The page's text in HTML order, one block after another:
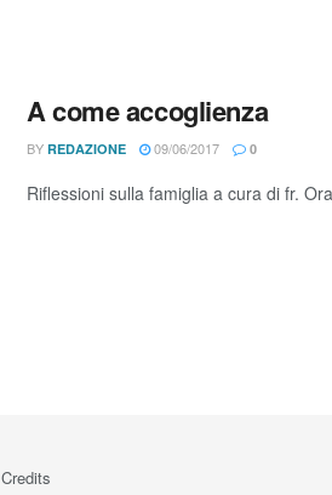
A come accoglienza
BY REDAZIONE 09/06/2017 0
Riflessioni sulla famiglia a cura di fr.
Credits